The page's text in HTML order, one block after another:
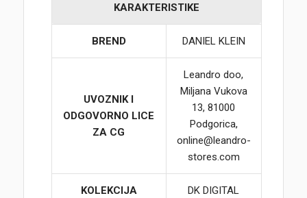
KARAKTERISTIKE
BREND DANIEL KLEIN
UVOZNIK I
ODGOVORNO LICE
ZA CG
Leandro doo,
Miljana Vukova
13, 81000
Podgorica,
online@leandro-
stores.com
KOLEKCIJA DK DIGITAL